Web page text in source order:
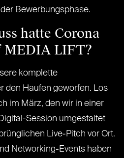
Bewerbungsphase.
hatte Corona
MEDIA LIFT?
komplette
den Haufen geworfen. Los
im März, den wir in einer
Session umgestaltet
Live-Pitch vor Ort.
Networking-Events haben